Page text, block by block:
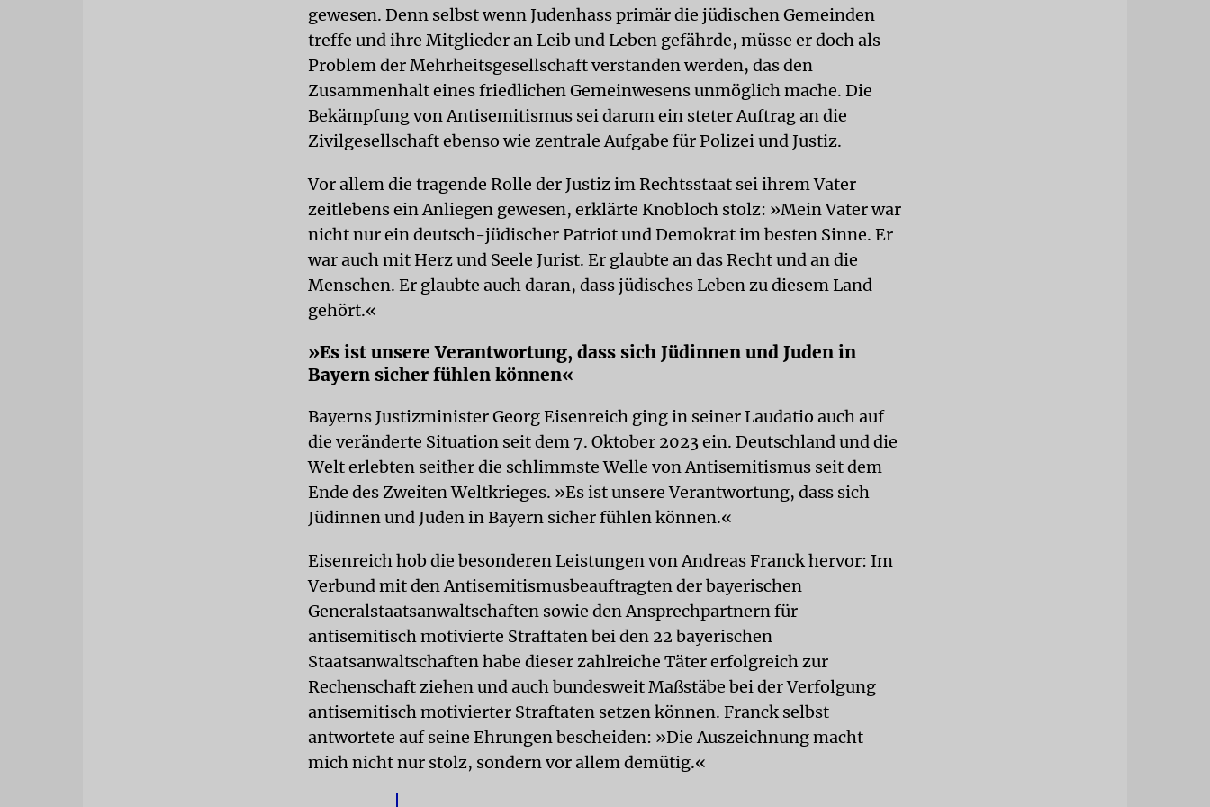
gewesen. Denn selbst wenn Judenhass primär die jüdischen Gemeinden
treffe und ihre Mitglieder an Leib und Leben gefährde, müsse er doch als
Problem der Mehrheitsgesellschaft verstanden werden, das den
Zusammenhalt eines friedlichen Gemeinwesens unmöglich mache. Die
Bekämpfung von Antisemitismus sei darum ein steter Auftrag an die
Zivilgesellschaft ebenso wie zentrale Aufgabe für Polizei und Justiz.
Vor allem die tragende Rolle der Justiz im Rechtsstaat sei ihrem Vater
zeitlebens ein Anliegen gewesen, erklärte Knobloch stolz: »Mein Vater war
nicht nur ein deutsch-jüdischer Patriot und Demokrat im besten Sinne. Er
war auch mit Herz und Seele Jurist. Er glaubte an das Recht und an die
Menschen. Er glaubte auch daran, dass jüdisches Leben zu diesem Land
gehört.«
»Es ist unsere Verantwortung, dass sich Jüdinnen und Juden in
Bayern sicher fühlen können«
Bayerns Justizminister Georg Eisenreich ging in seiner Laudatio auch auf
die veränderte Situation seit dem 7. Oktober 2023 ein. Deutschland und die
Welt erlebten seither die schlimmste Welle von Antisemitismus seit dem
Ende des Zweiten Weltkrieges. »Es ist unsere Verantwortung, dass sich
Jüdinnen und Juden in Bayern sicher fühlen können.«
Eisenreich hob die besonderen Leistungen von Andreas Franck hervor: Im
Verbund mit den Antisemitismusbeauftragten der bayerischen
Generalstaatsanwaltschaften sowie den Ansprechpartnern für
antisemitisch motivierte Straftaten bei den 22 bayerischen
Staatsanwaltschaften habe dieser zahlreiche Täter erfolgreich zur
Rechenschaft ziehen und auch bundesweit Maßstäbe bei der Verfolgung
antisemitisch motivierter Straftaten setzen können. Franck selbst
antwortete auf seine Ehrungen bescheiden: »Die Auszeichnung macht
mich nicht nur stolz, sondern vor allem demütig.«